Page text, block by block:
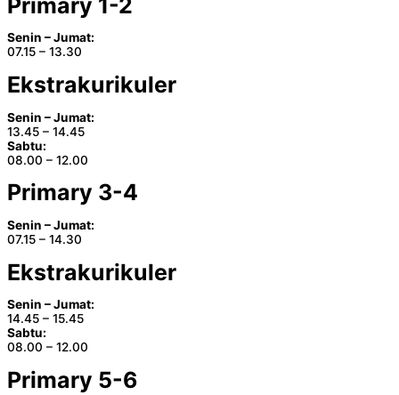
Senin – Jumat:
07.15 – 13.30
Ekstrakurikuler
Senin – Jumat:
13.45 – 14.45
Sabtu:
08.00 – 12.00
Primary 3-4
Senin – Jumat:
07.15 – 14.30
Ekstrakurikuler
Senin – Jumat:
14.45 – 15.45
Sabtu:
08.00 – 12.00
Primary 5-6